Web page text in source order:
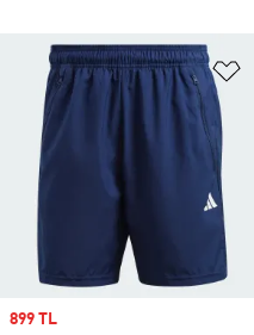
Sale price
899 TL